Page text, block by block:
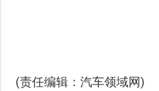
(责任编辑：汽车领域网)